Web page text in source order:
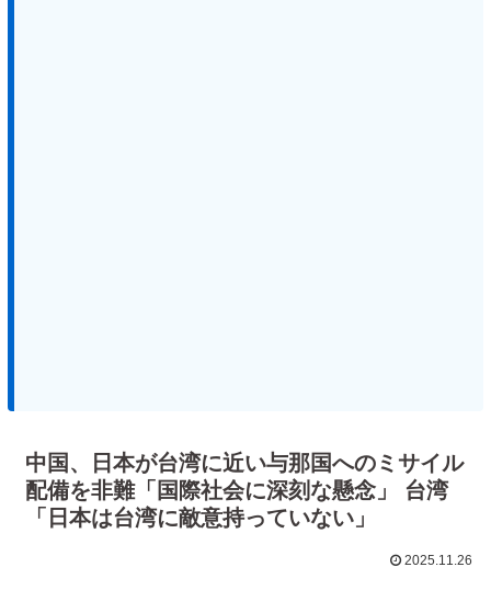
中国、日本が台湾に近い与那国へのミサイル
配備を非難「国際社会に深刻な懸念」 台湾
「日本は台湾に敵意持っていない」
2025.11.26